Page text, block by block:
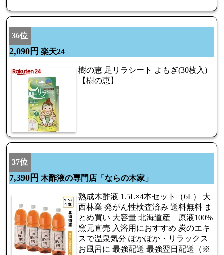
36位
2,090円 楽天24
樹の恵 足リラシート よもぎ(30枚入)
【樹の恵】
37位
7,390円 木酢液の専門店「ならの木家」
熟成木酢液 1.5L×4本セット（6L） 大
西林業 発がん性検査済み 送料無料 ま
とめ買い 大容量 北海道産 原液100%
窯元直売 入浴用におすすめ 炭のエキ
スで温泉気分 ぽかぽか・リラックス
お風呂に 最強配送 最強翌日配送（※